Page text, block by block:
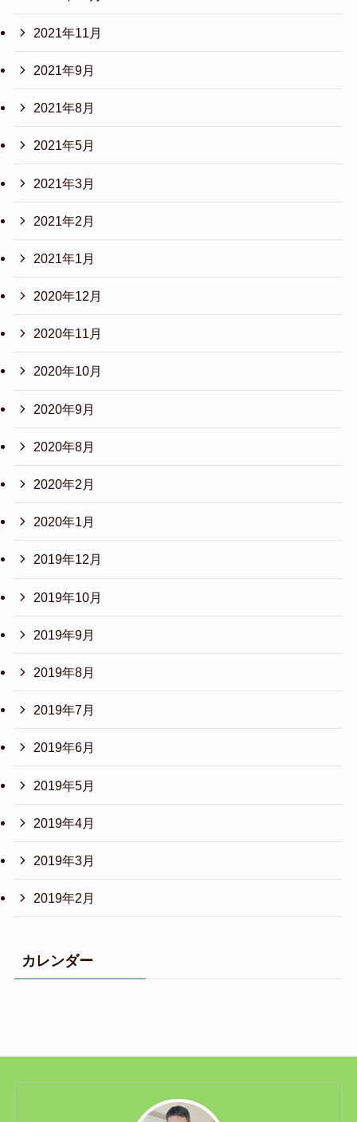
2021年11月
2021年9月
2021年8月
2021年5月
2021年3月
2021年2月
2021年1月
2020年12月
2020年11月
2020年10月
2020年9月
2020年8月
2020年2月
2020年1月
2019年12月
2019年10月
2019年9月
2019年8月
2019年7月
2019年6月
2019年5月
2019年4月
2019年3月
2019年2月
カレンダー